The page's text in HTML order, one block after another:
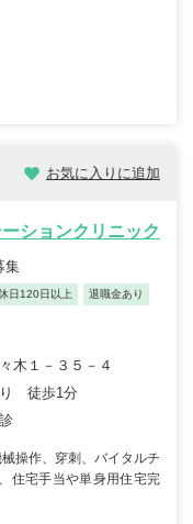
お気に入りに追加
ションクリニック
集
日120日以上 退職金あり
木１－３５－４
り 徒歩1分
操作、穿刺、バイタルチ
住宅手当や単身用住宅完